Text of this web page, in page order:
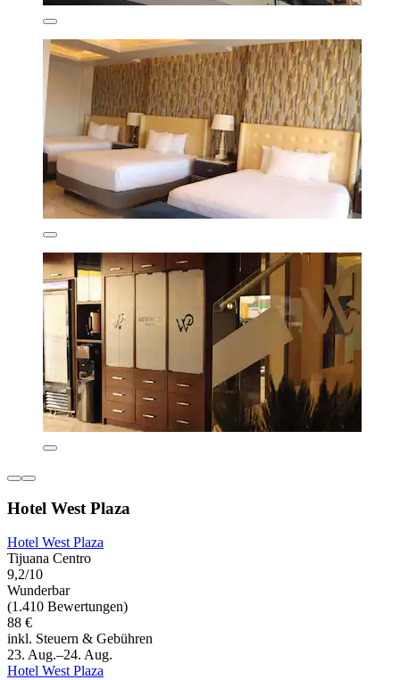
Hotel West Plaza
Hotel West Plaza
Tijuana Centro
9,2/10
Wunderbar
(1.410 Bewertungen)
88 €
inkl. Steuern & Gebühren
23. Aug.–24. Aug.
Hotel West Plaza